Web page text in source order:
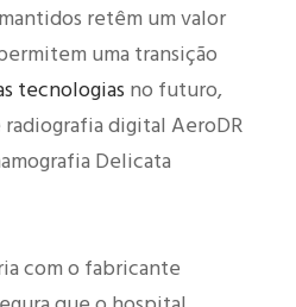
retêm um valor
uma transição
tecnologias no futuro,
digital AeroDR
Delicata
com o fabricante